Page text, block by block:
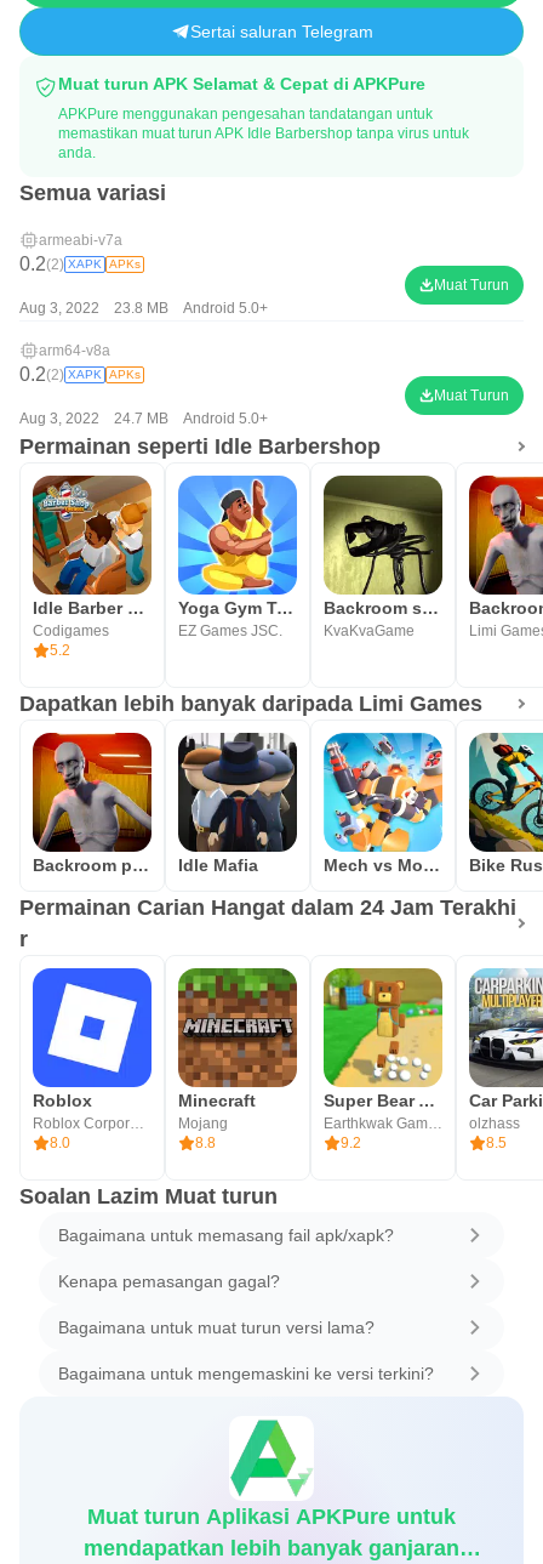
Sertai saluran Telegram
Muat turun APK Selamat & Cepat di APKPure
APKPure menggunakan pengesahan tandatangan untuk
memastikan muat turun APK Idle Barbershop tanpa virus untuk
anda.
Semua variasi
armeabi-v7a
0.2(2) XAPK APKs
Aug 3, 2022 23.8 MB Android 5.0+
Muat Turun
arm64-v8a
0.2(2) XAPK APKs
Aug 3, 2022 24.7 MB Android 5.0+
Muat Turun
Permainan seperti Idle Barbershop
Idle Barber Shop Tycoon - Game
Codigames
5.2
Yoga Gym Tycoon: Idle Game
EZ Games JSC.
Backroom survival
KvaKvaGame Limi
Dapatkan lebih banyak daripada Limi Games
Backroom predator Idle Mafia Mech vs Monsters Bike
Permainan Carian Hangat dalam 24 Jam Terakhi
r
Roblox
Roblox Corporation
8.0
Minecraft
Mojang
8.8
Super Bear Adventure
Earthkwak Games
9.2
olzhass
8.5
Soalan Lazim Muat turun
Bagaimana untuk memasang fail apk/xapk?
Kenapa pemasangan gagal?
Bagaimana untuk muat turun versi lama?
Bagaimana untuk mengemaskini ke versi terkini?
Muat turun Aplikasi APKPure untuk
mendapatkan lebih banyak ganjaran